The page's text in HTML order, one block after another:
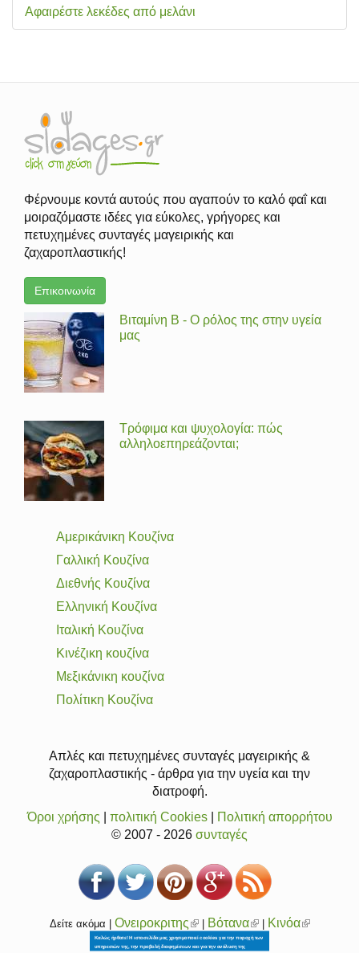
Αφαιρέστε λεκέδες από μελάνι
Φέρνουμε κοντά αυτούς που αγαπούν το καλό φαΐ και
μοιραζόμαστε ιδέες για εύκολες, γρήγορες και
πετυχημένες συνταγές μαγειρικής και
ζαχαροπλαστικής!
Επικοινωνία
Βιταμίνη Β - Ο ρόλος της στην υγεία
μας
Τρόφιμα και ψυχολογία: πώς
αλληλοεπηρεάζονται;
Αμερικάνικη Κουζίνα
Γαλλική Κουζίνα
Διεθνής Κουζίνα
Ελληνική Κουζίνα
Ιταλική Κουζίνα
Κινέζικη κουζίνα
Μεξικάνικη κουζίνα
Πολίτικη Κουζίνα
Απλές και πετυχημένες συνταγές μαγειρικής &
ζαχαροπλαστικής - άρθρα για την υγεία και την
διατροφή.
Όροι χρήσης
πολιτική Cookies|
Πολιτική απορρήτου
© 2007 - 2026 συνταγές
Δείτε ακόμα | Ονειροκριτης(link
is
| Βότανα(link
is
| Κινόα(link
Καλώς ήρθατε! Η ιστοσελίδα μας χρησιμοποιεί cookies για την παροχή των
υπηρεσιών της, την προβολή διαφημίσεων και για την ανάλυση της